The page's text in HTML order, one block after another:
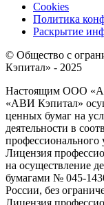
Cookies
Политика
Раскрытие
© Общество с
Кэпитал» - 2025
Настоящим ООО
«АВИ Кэпитал»
ценных бумаг на
деятельности в
Лицензия
на осуществление
бумагами № 045-
России, без
Лицензия